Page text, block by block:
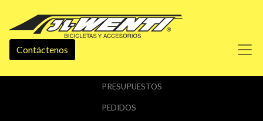
Contáctenos
PRESUPUESTOS
PEDIDOS